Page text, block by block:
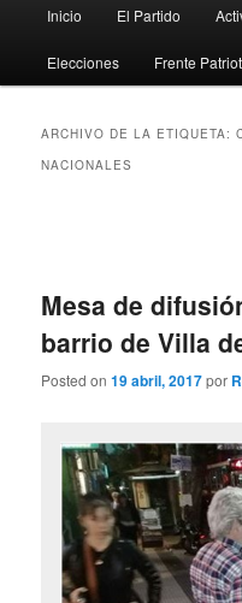
principal
Inicio El Partido
Elecciones Frente
ARCHIVO DE LA ETIQUETA:
NACIONALES
Mesa de
barrio de Villa
Posted on19 abril, 2017por